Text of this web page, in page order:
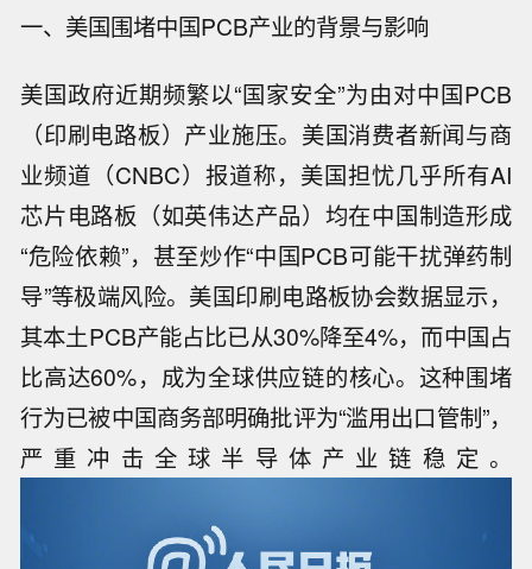
一、美国围堵中国PCB产业的背景与影响
美国政府近期频繁以“国家安全”为由对中国PCB
（印刷电路板）产业施压。美国消费者新闻与商
业频道（CNBC）报道称，美国担忧几乎所有AI
芯片电路板（如英伟达产品）均在中国制造形成
“危险依赖”，甚至炒作“中国PCB可能干扰弹药制
导”等极端风险。美国印刷电路板协会数据显示，
其本土PCB产能占比已从30%降至4%，而中国占
比高达60%，成为全球供应链的核心。这种围堵
行为已被中国商务部明确批评为“滥用出口管制”，
严重冲击全球半导体产业链稳定。